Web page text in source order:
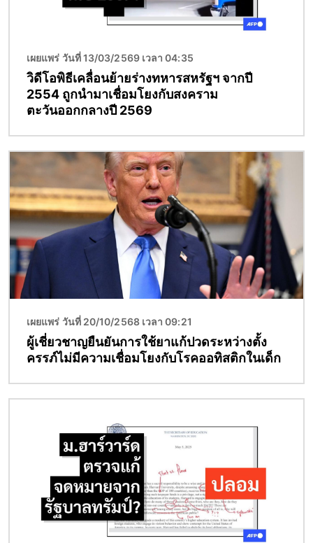
เผยแพร่ วันที่ 13/03/2569 เวลา 04:35
วิดีโอพิธีเคลื่อนย้ายร่างทหารสหรัฐฯ จากปี
2554 ถูกนำมาเชื่อมโยงกับสงคราม
ตะวันออกกลางปี 2569
Image
เผยแพร่ วันที่ 20/10/2568 เวลา 09:21
ผู้เชี่ยวชาญยืนยันการใช้ยาแก้ปวดระหว่างตั้ง
ครรภ์ไม่มีความเชื่อมโยงกับโรคออทิสติกในเด็ก